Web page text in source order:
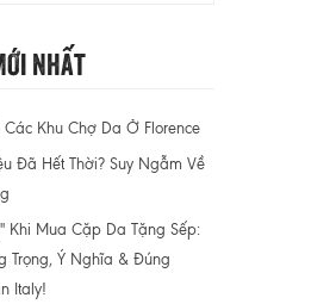
Nhất
Các Khu Chợ Da Ở Florence
Đã Hết Thời? Suy Ngẫm Về
Khi Mua Cặp Da Tặng Sếp:
Trọng, Ý Nghĩa & Đúng
Italy!